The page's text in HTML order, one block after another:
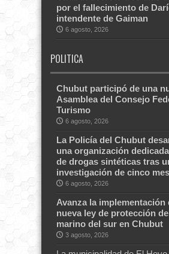
por el fallecimiento de
intendente de Gaiman
6 agosto, 2026
POLITICA
Chubut participó de una
Asamblea del Consejo
Turismo
6 agosto, 2026
La Policía del Chubut
una organización
de drogas sintéticas tras
investigación de cinco
6 agosto, 2026
Avanza la implementación
nueva ley de protección
marino del sur en Chubut
3 agosto, 2026